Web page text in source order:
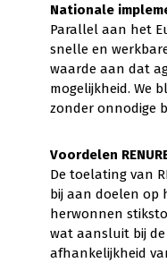
Nationale
Parallel aan het
snelle en
waarde aan dat
mogelijkheid. We
zonder onnodige
Voordelen
De toelating van
bij aan doelen op
herwonnen
wat aansluit bij
afhankelijkheid